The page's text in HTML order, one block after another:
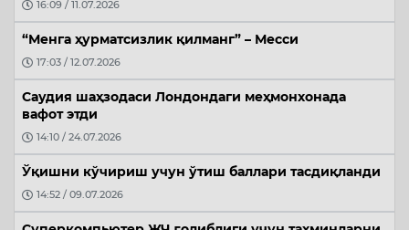
16:09 / 11.07.2026
“Менга ҳурматсизлик қилманг” – Месси
17:03 / 12.07.2026
Саудия шаҳзодаси Лондондаги меҳмонхонада
вафот этди
14:10 / 24.07.2026
Ўқишни кўчириш учун ўтиш баллари тасдиқланди
14:52 / 09.07.2026